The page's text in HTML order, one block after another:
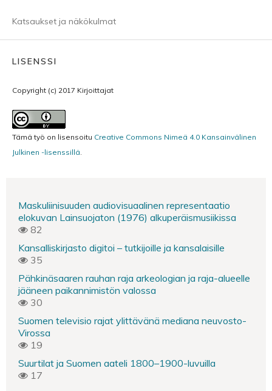
Katsaukset ja näkökulmat
LISENSSI
Copyright (c) 2017 Kirjoittajat
Tämä työ on lisensoitu Creative Commons Nimeä 4.0 Kansainvälinen
Julkinen -lisenssillä.
Maskuliinisuuden audiovisuaalinen representaatio
elokuvan Lainsuojaton (1976) alkuperäismusiikissa
82
Kansalliskirjasto digitoi – tutkijoille ja kansalaisille
35
Pähkinäsaaren rauhan raja arkeologian ja raja-alueelle
jääneen paikannimistön valossa
30
Suomen televisio rajat ylittävänä mediana neuvosto-
Virossa
19
Suurtilat ja Suomen aateli 1800–1900-luvuilla
17